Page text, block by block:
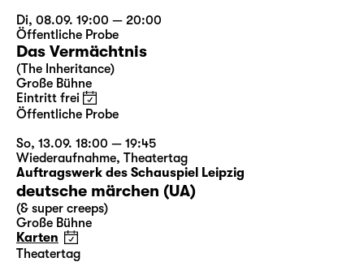
Di, 08.09. 19:00 — 20:00
Öffentliche Probe
Das Vermächtnis
(The Inheritance)
Große Bühne
Eintritt frei
Öffentliche Probe
So, 13.09. 18:00 — 19:45
Wiederaufnahme, Theatertag
Auftragswerk des Schauspiel Leipzig
deutsche märchen (UA)
(& super creeps)
Große Bühne
Karten
Theatertag